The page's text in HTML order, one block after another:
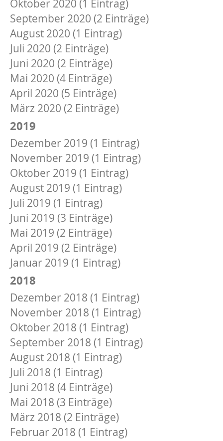
Oktober 2020 (1 Eintrag)
September 2020 (2 Einträge)
August 2020 (1 Eintrag)
Juli 2020 (2 Einträge)
Juni 2020 (2 Einträge)
Mai 2020 (4 Einträge)
April 2020 (5 Einträge)
März 2020 (2 Einträge)
2019
Dezember 2019 (1 Eintrag)
November 2019 (1 Eintrag)
Oktober 2019 (1 Eintrag)
August 2019 (1 Eintrag)
Juli 2019 (1 Eintrag)
Juni 2019 (3 Einträge)
Mai 2019 (2 Einträge)
April 2019 (2 Einträge)
Januar 2019 (1 Eintrag)
2018
Dezember 2018 (1 Eintrag)
November 2018 (1 Eintrag)
Oktober 2018 (1 Eintrag)
September 2018 (1 Eintrag)
August 2018 (1 Eintrag)
Juli 2018 (1 Eintrag)
Juni 2018 (4 Einträge)
Mai 2018 (3 Einträge)
März 2018 (2 Einträge)
Februar 2018 (1 Eintrag)